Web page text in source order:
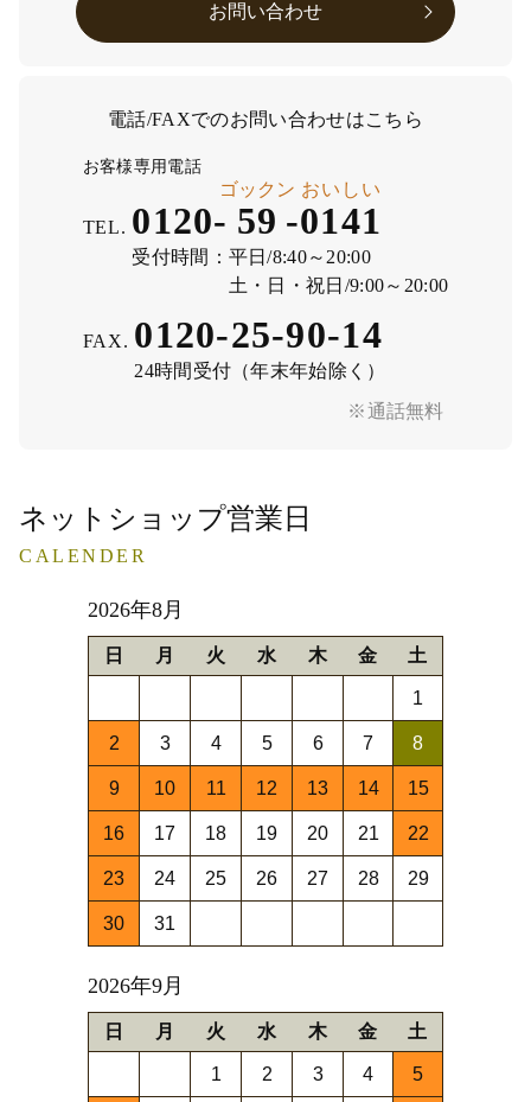
お問い合わせ
電話/FAXでのお問い合わせはこちら
※通話無料
お客様専用電話
TEL. 0120- 59
ゴックン
-0141
おいしい
受付時間： 平日/8:40～20:00
土・日・祝日/9:00～20:00
FAX. 0120-25-90-14
24時間受付（年末年始除く）
ネットショップ営業日
CALENDER
2026年8月
日 月 火 水 木 金 土
1
2 3 4 5 6 7 8
9 10 11 12 13 14 15
16 17 18 19 20 21 22
23 24 25 26 27 28 29
30 31
2026年9月
日 月 火 水 木 金 土
1 2 3 4 5